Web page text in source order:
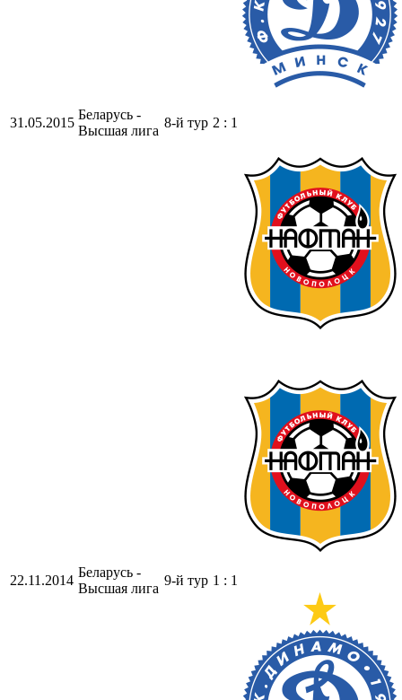
31.05.2015
Беларусь -
Высшая лига
8-й тур 2 : 1
22.11.2014
Беларусь -
Высшая лига
9-й тур 1 : 1